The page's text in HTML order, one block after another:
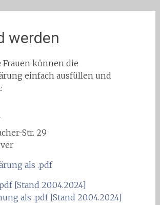
werden
können die
einfach ausfüllen und
Str. 29
als .pdf
[Stand 20.04.2024]
als .pdf [Stand 20.04.2024]